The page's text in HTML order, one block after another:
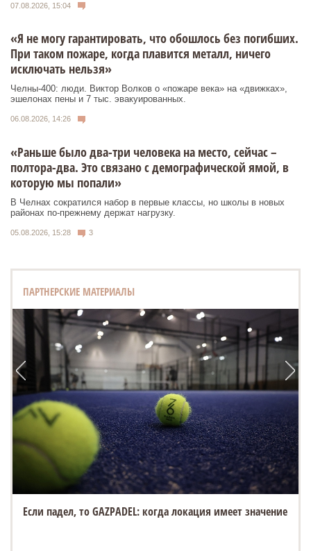
07.08.2026, 15:04
«Я не могу гарантировать, что обошлось без погибших.
При таком пожаре, когда плавится металл, ничего
исключать нельзя»
Челны-400: люди. Виктор Волков о «пожаре века» на «движках»,
эшелонах пены и 7 тыс. эвакуированных.
06.08.2026, 14:26
«Раньше было два-три человека на место, сейчас –
полтора-два. Это связано с демографической ямой, в
которую мы попали»
В Челнах сократился набор в первые классы, но школы в новых
районах по-прежнему держат нагрузку.
05.08.2026, 15:28 3
ПАРТНЕРСКИЕ МАТЕРИАЛЫ
Если падел, то GAZPADEL: когда локация имеет значение